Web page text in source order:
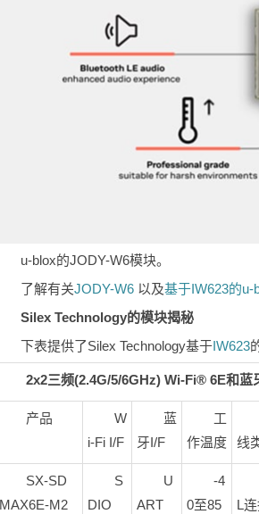
u-blox的JODY-W6模块。
了解有关JODY-W6 以及基于IW623的u-
Silex Technology的模块揭秘
下表提供了Silex Technology基于 IW623
2x2三频(2.4G/5/6GHz) Wi-Fi® 6E和蓝
产品
W
i-Fi I/F
蓝
牙I/F
工
作温度
线
SX-SD
MAX6E-M2
S
DIO
U
ART
-4
0至85
L